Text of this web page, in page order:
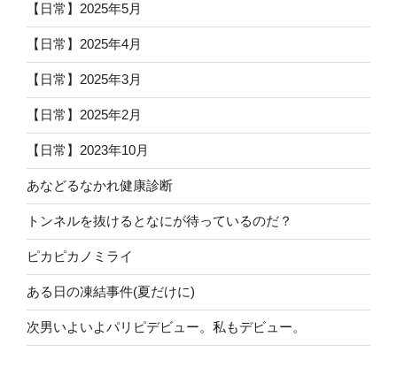
【日常】2025年5月
【日常】2025年4月
【日常】2025年3月
【日常】2025年2月
【日常】2023年10月
あなどるなかれ健康診断
トンネルを抜けるとなにが待っているのだ？
ピカピカノミライ
ある日の凍結事件(夏だけに)
次男いよいよパリピデビュー。私もデビュー。